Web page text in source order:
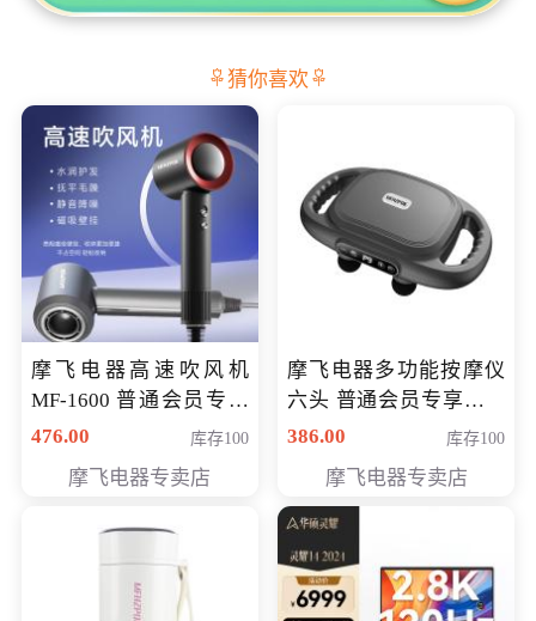
猜你喜欢
摩飞电器高速吹风机
MF-1600 普通会员专享
价298元
476.00 库存100
摩飞电器专卖店
摩飞电器多功能按摩仪
六头 普通会员专享价格
199元
386.00 库存100
摩飞电器专卖店